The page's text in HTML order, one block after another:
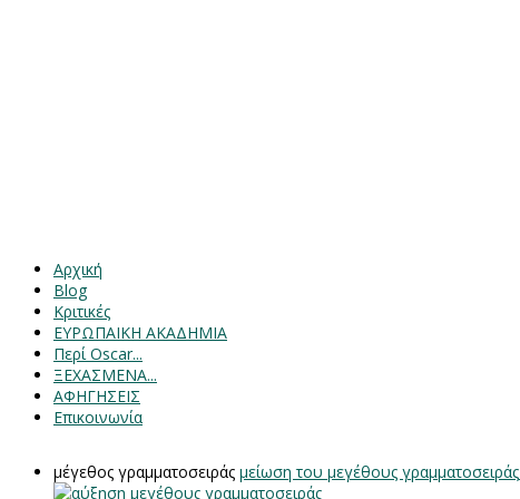
Αρχική
Blog
Κριτικές
ΕΥΡΩΠΑΙΚΗ ΑΚΑΔΗΜΙΑ
Περί Oscar...
ΞΕΧΑΣΜΕΝΑ...
ΑΦΗΓΗΣΕΙΣ
Επικοινωνία
μέγεθος γραμματοσειράς μείωση του μεγέθους γραμματοσειράς